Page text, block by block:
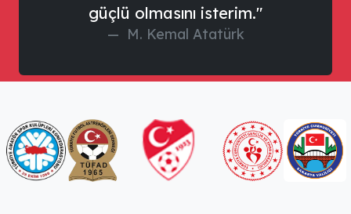
güçlü olmasını isterim."
M. Kemal Atatürk